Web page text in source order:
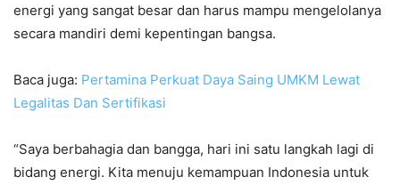
energi yang sangat besar dan harus mampu mengelolanya
secara mandiri demi kepentingan bangsa.
Baca juga: Pertamina Perkuat Daya Saing UMKM Lewat
Legalitas Dan Sertifikasi
“Saya berbahagia dan bangga, hari ini satu langkah lagi di
bidang energi. Kita menuju kemampuan Indonesia untuk